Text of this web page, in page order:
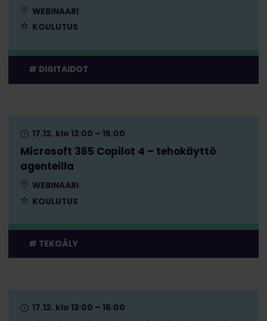
WEBINAARI
KOULUTUS
DIGITAIDOT
Microsoft 365 Copilot 4 – tehokäyttö
agenteilla
17.12. klo 13:00 – 15:00
WEBINAARI
KOULUTUS
TEKOÄLY
17.12. klo 13:00 – 16:00